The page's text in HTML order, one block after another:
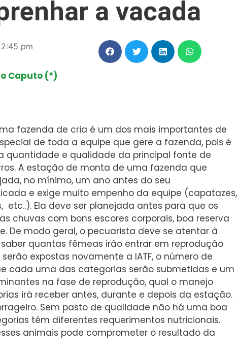
a vacada
2:45 pm
Caputo (*)
fazenda de cria é um dos mais importantes de
de toda a equipe que gere a fazenda, pois é
quantidade e qualidade da principal fonte de
A estação de monta de uma fazenda que
no mínimo, um ano antes do seu
e exige muito empenho da equipe (capatazes,
etc..). Ela deve ser planejada antes para que os
chuvas com bons escores corporais, boa reserva
De modo geral, o pecuarista deve se atentar à
quantas fêmeas irão entrar em reprodução
expostas novamente a IATF, o número de
cada uma das categorias serão submetidas e um
na fase de reprodução, qual o manejo
irá receber antes, durante e depois da estação.
Sem pasto de qualidade não há uma boa
têm diferentes requerimentos nutricionais.
animais pode comprometer o resultado da